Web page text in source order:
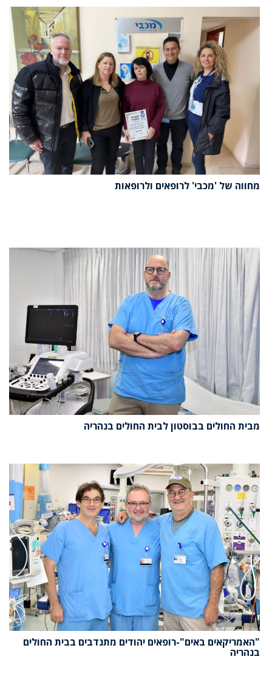
מחווה של 'מכבי' לרופאים ולרופאות
מבית החולים בבוסטון לבית החולים בנהריה
"האמריקאים באים"-רופאים יהודים מתנדבים בבית החולים
בנהריה